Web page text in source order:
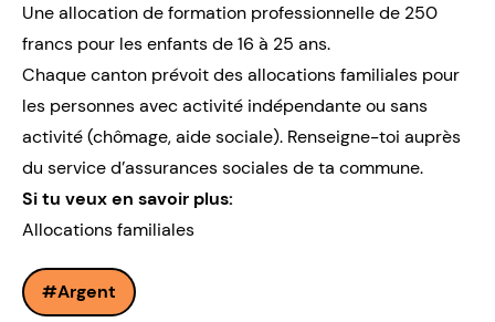
Une allocation de formation professionnelle de 250
francs pour les enfants de 16 à 25 ans.
Chaque canton prévoit des allocations familiales pour
les personnes avec activité indépendante ou sans
activité (chômage, aide sociale). Renseigne-toi auprès
du service d’assurances sociales de ta commune.
Si tu veux en savoir plus:
Allocations familiales
Argent